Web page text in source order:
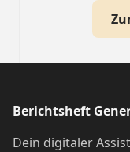
Berichtsheft
Dein digitaler